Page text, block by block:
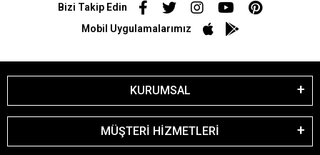
Bizi Takip Edin
Mobil Uygulamalarımız
KURUMSAL
MÜŞTERİ HİZMETLERİ